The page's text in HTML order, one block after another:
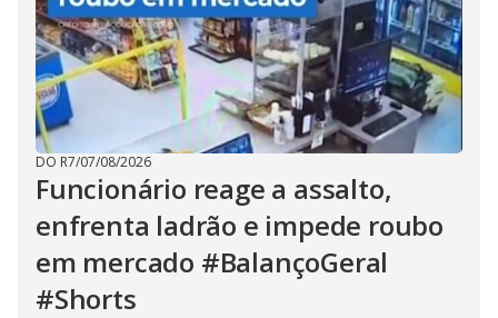
DO R7/07/08/2026
Funcionário reage a assalto,
enfrenta ladrão e impede roubo
em mercado #BalançoGeral
#Shorts